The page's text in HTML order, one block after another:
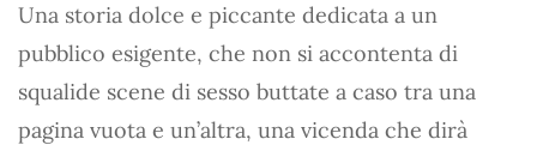
Una storia dolce e piccante dedicata a un
pubblico esigente, che non si accontenta di
squalide scene di sesso buttate a caso tra una
pagina vuota e un’altra, una vicenda che dirà